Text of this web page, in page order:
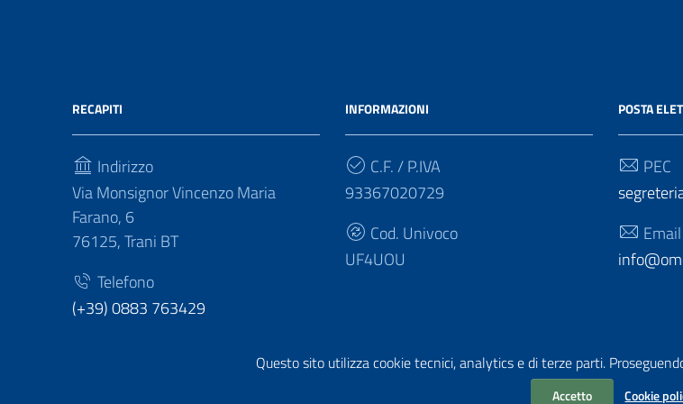
Questo sito utilizza cookie tecnici, analytics e di terze parti.
Accetto Cookie
RECAPITI
Indirizzo
Via Monsignor Vincenzo Maria
Farano, 6
76125, Trani BT
Telefono
(+39) 0883 763429
INFORMAZIONI
C.F. / P.IVA
93367020729
Cod. Univoco
UF4UOU
POSTA
PEC
Email